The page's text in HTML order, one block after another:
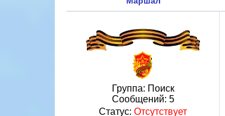
Группа: Поиск
Сообщений: 5
Статус: Отсутствует